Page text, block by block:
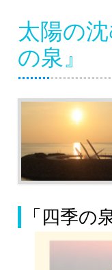
太陽の
の泉』
「四季の